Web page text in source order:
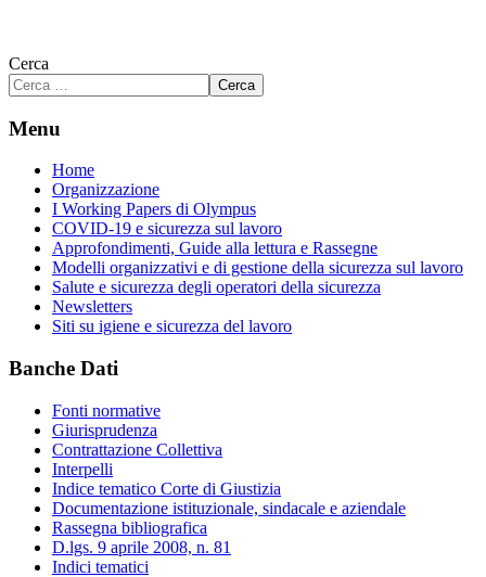
Cerca
Cerca
Menu
Home
Organizzazione
I Working Papers di Olympus
COVID-19 e sicurezza sul lavoro
Approfondimenti, Guide alla lettura e Rassegne
Modelli organizzativi e di gestione della sicurezza sul lavoro
Salute e sicurezza degli operatori della sicurezza
Newsletters
Siti su igiene e sicurezza del lavoro
Banche Dati
Fonti normative
Giurisprudenza
Contrattazione Collettiva
Interpelli
Indice tematico Corte di Giustizia
Documentazione istituzionale, sindacale e aziendale
Rassegna bibliografica
D.lgs. 9 aprile 2008, n. 81
Indici tematici